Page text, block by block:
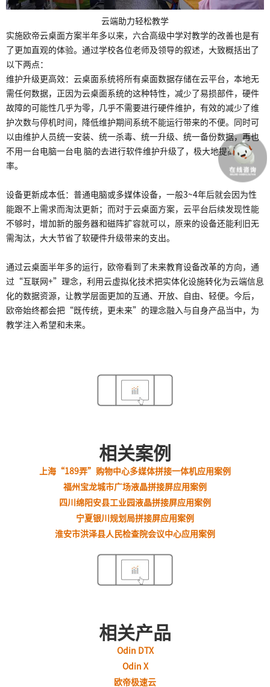
云端助力轻松教学
实施欧帝云桌面方案半年多以来，六合高级中学对教学的改善也是有
了更加直观的体验。通过学校各位老师及领导的叙述，大致概括出了
以下两点：
维护升级更高效：云桌面系统将所有桌面数据存储在云平台，本地无
需任何数据，正因为云桌面系统的这种特性，减少了易损部件，硬件
故障的可能性几乎为零，几乎不需要进行硬件维护，有效的减少了维
护次数与停机时间，降低维护期间系统不能运行带来的不便。同时可
以由维护人员统一安装、统一杀毒、统一升级、统一备份数据，再也
不用一台电脑一台电 脑的去进行软件维护升级了，极大地提高了效
率。
设备更新成本低：普通电脑或多媒体设备，一般3~4年后就会因为性
能跟不上需求而淘汰更新；而对于云桌面方案，云平台后续发现性能
不够时，增加新的服务器和磁阵扩容就可以，原来的设备还能利旧无
需淘汰，大大节省了软硬件升级带来的支出。
通过云桌面半年多的运行，欧帝看到了未来教育设备改革的方向，通
过“互联网+”理念，利用云虚拟化技术把实体化设施转化为云端信息
化的数据资源，让教学层面更加的互通、开放、自由、轻便。今后，
欧帝始终都会把“既传统，更未来”的理念融入与自身产品当中，为
教学注入希望和未来。
相关案例
上海“189弄”购物中心多媒体拼接一体机应用案例
福州宝龙城市广场液晶拼接屏应用案例
四川绵阳安县工业园液晶拼接屏应用案例
宁夏银川规划局拼接屏应用案例
淮安市洪泽县人民检查院会议中心应用案例
相关产品
Odin DTX
Odin X
欧帝极速云